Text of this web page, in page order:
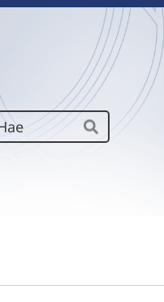
Haku
Hae